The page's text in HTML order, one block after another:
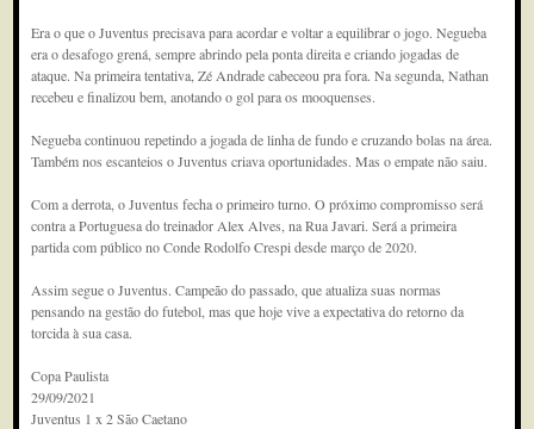
Era o que o Juventus precisava para acordar e voltar a equilibrar o jogo. Negueba
era o desafogo grená, sempre abrindo pela ponta direita e criando jogadas de
ataque. Na primeira tentativa, Zé Andrade cabeceou pra fora. Na segunda, Nathan
recebeu e finalizou bem, anotando o gol para os mooquenses.
Negueba continuou repetindo a jogada de linha de fundo e cruzando bolas na área.
Também nos escanteios o Juventus criava oportunidades. Mas o empate não saiu.
Com a derrota, o Juventus fecha o primeiro turno. O próximo compromisso será
contra a Portuguesa do treinador Alex Alves, na Rua Javari. Será a primeira
partida com público no Conde Rodolfo Crespi desde março de 2020.
Assim segue o Juventus. Campeão do passado, que atualiza suas normas
pensando na gestão do futebol, mas que hoje vive a expectativa do retorno da
torcida à sua casa.
Copa Paulista
29/09/2021
Juventus 1 x 2 São Caetano